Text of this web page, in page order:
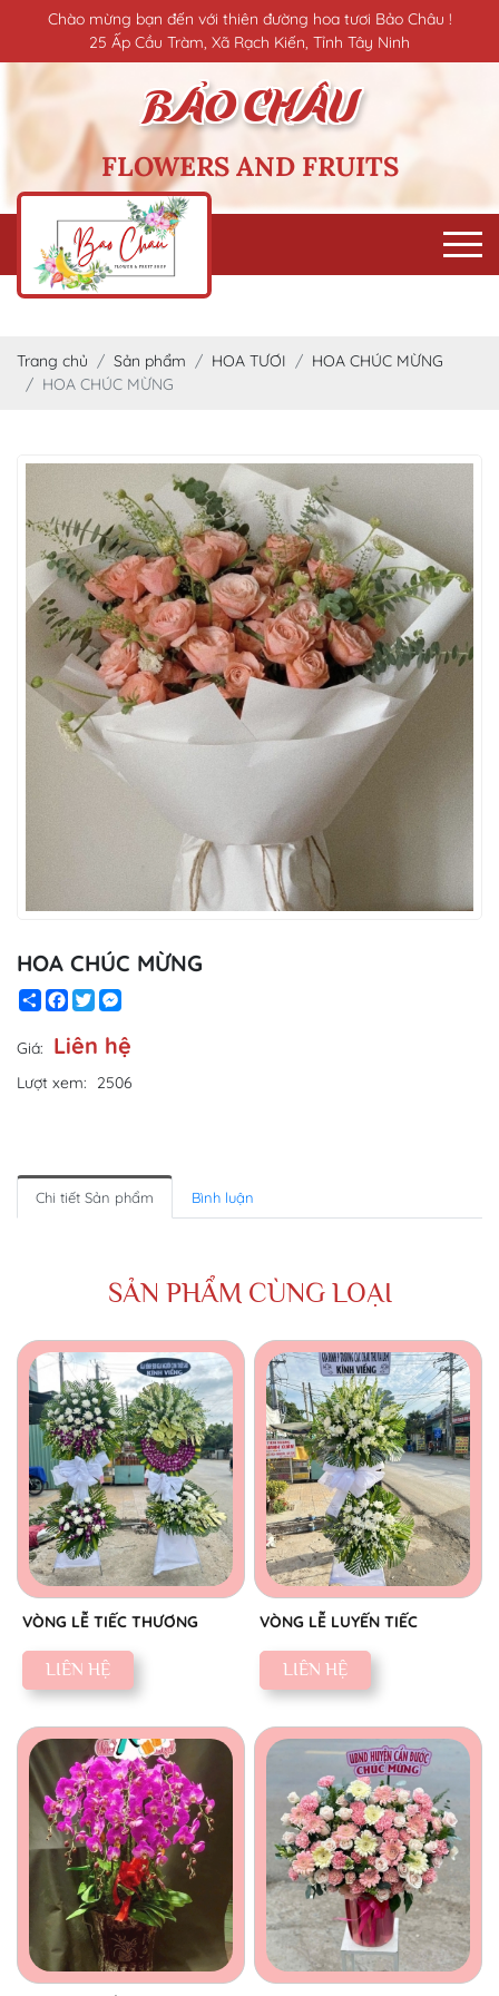
Chào mừng bạn đến với thiên đường hoa tươi Bảo Châu !
25 Ấp Cầu Tràm, Xã Rạch Kiến, Tỉnh Tây Ninh
FLOWERS AND FRUITS
Trang chủ Sản phẩm HOA TƯƠI
HOA CHÚC MỪNG
HOA CHÚC MỪNG
HOA CHÚC MỪNG
ShareFacebook
Twitter
Giá: Liên hệ
Lượt xem: 2506
Chi tiết Sản phẩm Bình luận
SẢN PHẨM CÙNG LOẠI
VÒNG LỄ TIẾC THƯƠNG
LIÊN HỆ
VÒNG LỄ LUYẾN TIẾC
LIÊN HỆ